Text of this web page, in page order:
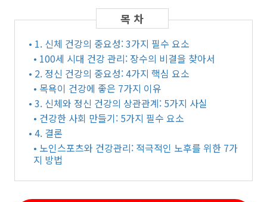
• 1. 신체 건강의 중요성: 3가지 필수 요소
• 100세 시대 건강 관리: 장수의 비결을 찾아서
• 2. 정신 건강의 중요성: 4가지 핵심 요소
• 목욕이 건강에 좋은 7가지 이유
• 3. 신체와 정신 건강의 상관관계: 5가지 사실
• 건강한 사회 만들기: 5가지 필수 요소
• 4. 결론
• 노인스포츠와 건강관리: 적극적인 노후를 위한 7가
지 방법